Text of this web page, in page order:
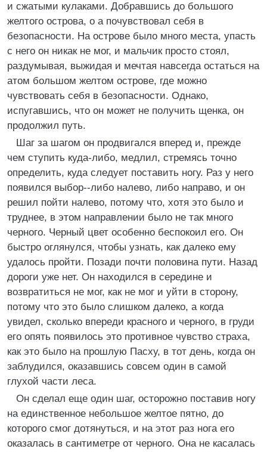
и сжатыми кулаками. Добравшись до большого
желтого острова, о а почувствовал себя в
безопасности. На острове было много места, упасть
с него он никак не мог, и мальчик просто стоял,
раздумывая, выжидая и мечтая навсегда остаться на
атом большом желтом острове, где можно
чувствовать себя в безопасности. Однако,
испугавшись, что он может не получить щенка, он
продолжил путь.
Шаг за шагом он продвигался вперед и, прежде
чем ступить куда-либо, медлил, стремясь точно
определить, куда следует поставить ногу. Раз у него
появился выбор--либо налево, либо направо, и он
решил пойти налево, потому что, хотя это было и
труднее, в этом направлении было не так много
черного. Черный цвет особенно беспокоил его. Он
быстро оглянулся, чтобы узнать, как далеко ему
удалось пройти. Позади почти половина пути. Назад
дороги уже нет. Он находился в середине и
возвратиться не мог, как не мог и уйти в сторону,
потому что это было слишком далеко, а когда
увидел, сколько впереди красного и черного, в груди
его опять появилось это противное чувство страха,
как это было на прошлую Пасху, в тот день, когда он
заблудился, оказавшись совсем один в самой
глухой части леса.
Он сделал еще один шаг, осторожно поставив ногу
на единственное небольшое желтое пятно, до
которого смог дотянуться, и на этот раз нога его
оказалась в сантиметре от черного. Она не касалась